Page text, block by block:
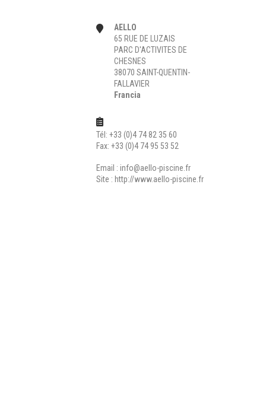
AELLO
65 RUE DE LUZAIS
PARC D'ACTIVITES DE
CHESNES
38070 SAINT-QUENTIN-
FALLAVIER
Francia
Tél: +33 (0)4 74 82 35 60
Fax: +33 (0)4 74 95 53 52
Email :info@aello-piscine.fr
Site : http://www.aello-piscine.fr